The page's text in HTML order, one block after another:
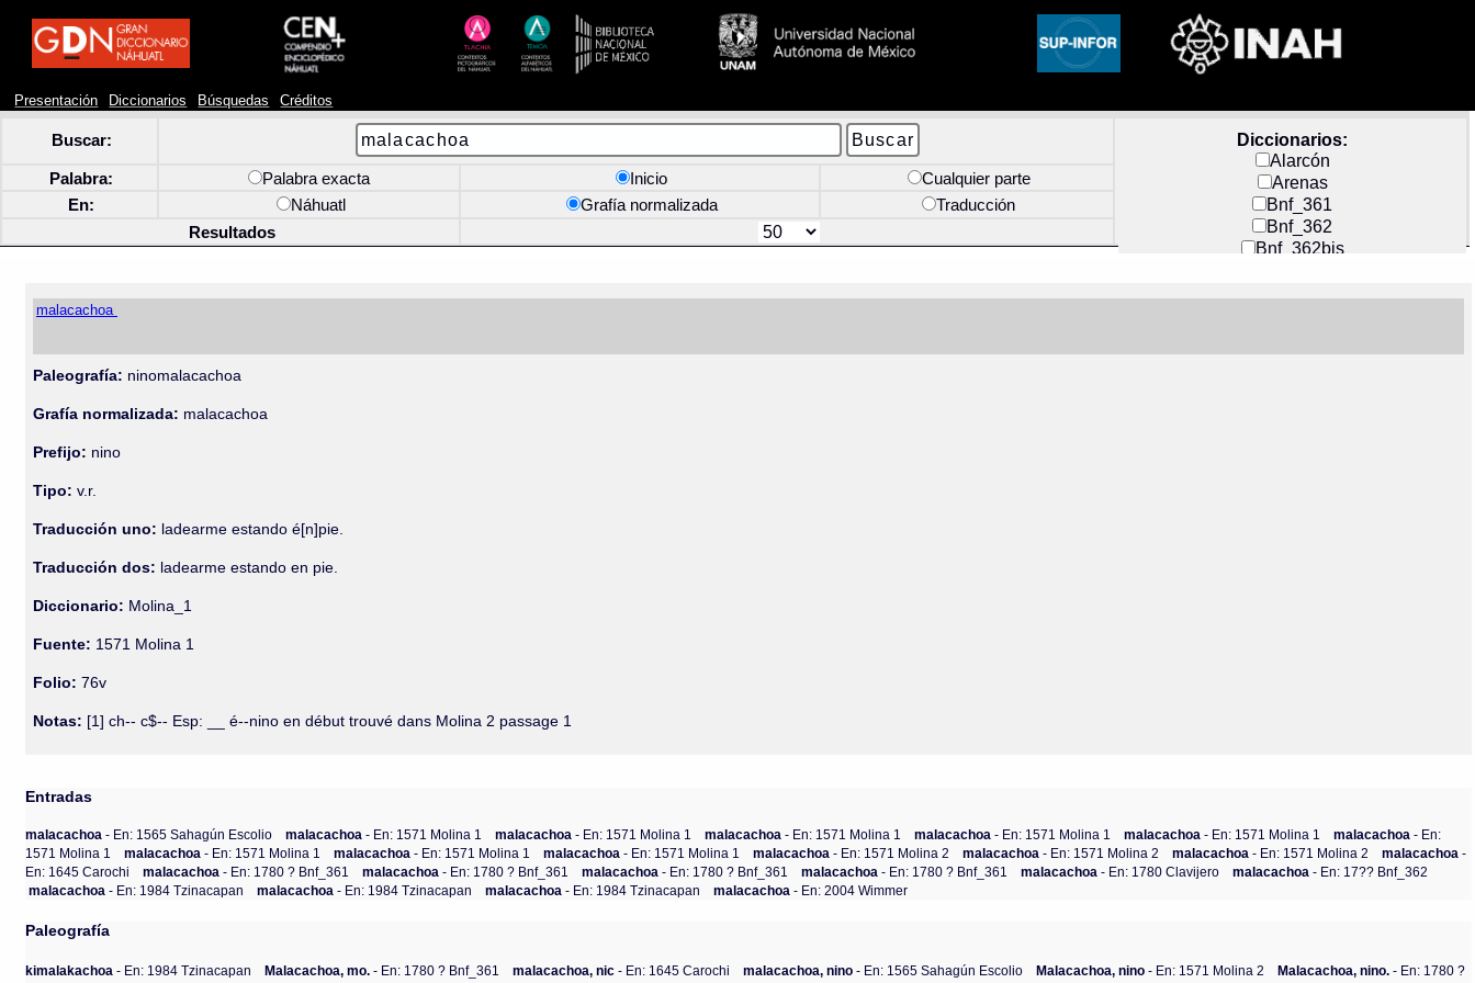
Presentación Diccionarios Búsquedas Créditos
Buscar:
Diccionarios:
Alarcón
Arenas
Bnf_361
Bnf_362
Bnf_362bis
Docs_México
Palabra: Palabra exacta Inicio
Cualquier parte
En:
Náhuatl Grafía normalizada
Traducción
Resultados
malacachoa
Paleografía: ninomalacachoa
Grafía normalizada: malacachoa
Prefijo: nino
Tipo: v.r.
Traducción uno: ladearme estando é[n]pie.
Traducción dos: ladearme estando en pie.
Diccionario: Molina_1
Fuente: 1571 Molina 1
Folio: 76v
Notas: [1] ch-- c$-- Esp: __ é--nino en début trouvé dans Molina 2 passage 1
Entradas
malacachoa- En: 1565 Sahagún Escolio malacachoa- En: 1571 Molina 1 malacachoa- En: 1571 Molina 1 malacachoa- En: 1571 Molina 1 malacachoa- En: 1571 Molina 1 malacachoa- En: 1571 Molina 1 malacachoa- En:
1571 Molina 1
malacachoa- En: 1571 Molina 1 malacachoa- En: 1571 Molina 1 malacachoa- En: 1571 Molina 1 malacachoa- En: 1571 Molina 2 malacachoa- En: 1571 Molina 2 malacachoa- En: 1571 Molina 2 malacachoa-
En: 1645 Carochi
malacachoa- En: 1780 ? Bnf_361 malacachoa- En: 1780 ? Bnf_361 malacachoa- En: 1780 ? Bnf_361 malacachoa- En: 1780 ? Bnf_361 malacachoa- En: 1780 Clavijero malacachoa- En: 17?? Bnf_362
malacachoa- En: 1984 Tzinacapan malacachoa- En: 1984 Tzinacapan malacachoa- En: 1984 Tzinacapan malacachoa- En: 2004 Wimmer
Paleografía
kimalakachoa - En: 1984 Tzinacapan Malacachoa, mo. - En: 1780 ? Bnf_361 malacachoa, nic - En: 1645 Carochi malacachoa, nino - En: 1565 Sahagún Escolio Malacachoa, nino - En: 1571 Molina 2 Malacachoa, nino. - En: 1780 ?